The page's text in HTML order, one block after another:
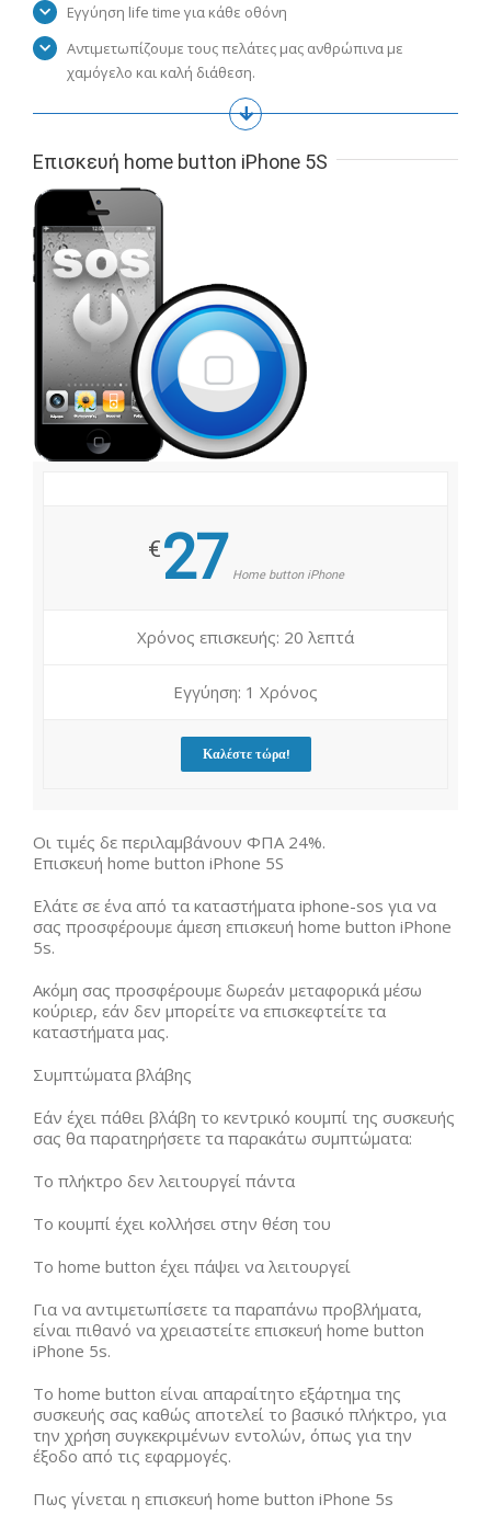
Εγγύηση life time για κάθε οθόνη
Αντιμετωπίζουμε τους πελάτες μας ανθρώπινα με
χαμόγελο και καλή διάθεση.
Επισκευή home button iPhone 5S
€27 Home button iPhone
Χρόνος επισκευής: 20 λεπτά
Εγγύηση: 1 Χρόνος
Καλέστε τώρα!
Οι τιμές δε περιλαμβάνουν ΦΠΑ 24%.
Επισκευή home button iPhone 5S
Ελάτε σε ένα από τα καταστήματα iphone-sos για να
σας προσφέρουμε άμεση επισκευή home button iPhone
5s.
Ακόμη σας προσφέρουμε δωρεάν μεταφορικά μέσω
κούριερ, εάν δεν μπορείτε να επισκεφτείτε τα
καταστήματα μας.
Συμπτώματα βλάβης
Εάν έχει πάθει βλάβη το κεντρικό κουμπί της συσκευής
σας θα παρατηρήσετε τα παρακάτω συμπτώματα:
Το πλήκτρο δεν λειτουργεί πάντα
Το κουμπί έχει κολλήσει στην θέση του
Το home button έχει πάψει να λειτουργεί
Για να αντιμετωπίσετε τα παραπάνω προβλήματα,
είναι πιθανό να χρειαστείτε επισκευή home button
iPhone 5s.
To home button είναι απαραίτητο εξάρτημα της
συσκευής σας καθώς αποτελεί το βασικό πλήκτρο, για
την χρήση συγκεκριμένων εντολών, όπως για την
έξοδο από τις εφαρμογές.
Πως γίνεται η επισκευή home button iPhone 5s